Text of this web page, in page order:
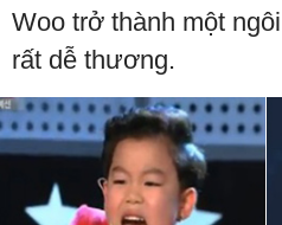
Woo trở thành một
rất dễ thương.